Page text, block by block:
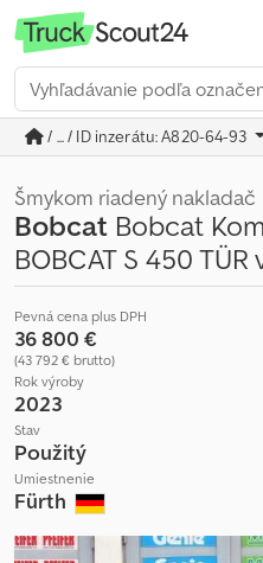
/ ... / ID inzerátu: A820-64-93
Šmykom riadený nakladač
Bobcat Bobcat
BOBCAT S 450 TÜR
Pevná cena plus DPH
36 800 €
(43 792 € brutto)
Rok výroby
2023
Stav
Použitý
Umiestnenie
Fürth